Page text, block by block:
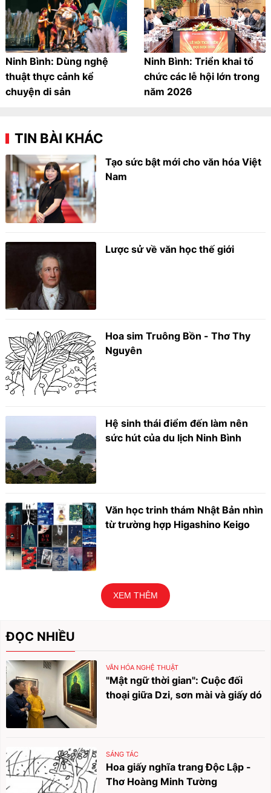
Ninh Bình: Dùng nghệ
thuật thực cảnh kể
chuyện di sản
Ninh Bình: Triển khai tổ
chức các lễ hội lớn trong
năm 2026
TIN BÀI KHÁC
Tạo sức bật mới cho văn hóa Việt
Nam
Lược sử về văn học thế giới
Hoa sim Truông Bồn - Thơ Thy
Nguyên
Hệ sinh thái điểm đến làm nên
sức hút của du lịch Ninh Bình
Văn học trinh thám Nhật Bản nhìn
từ trường hợp Higashino Keigo
XEM THÊM
ĐỌC NHIỀU
VĂN HÓA NGHỆ THUẬT
"Mật ngữ thời gian": Cuộc đối
thoại giữa Dzi, sơn mài và giấy dó
SÁNG TÁC
Hoa giấy nghĩa trang Độc Lập -
Thơ Hoàng Minh Tường